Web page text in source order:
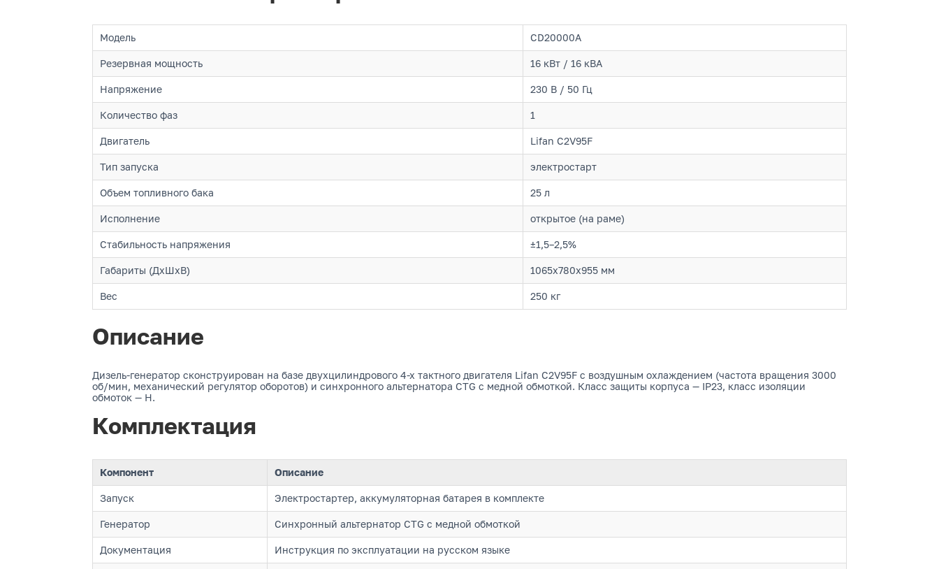
Модель CD20000A
Резервная мощность 16 кВт / 16 кВА
Напряжение 230 В / 50 Гц
Количество фаз 1
Двигатель Lifan C2V95F
Тип запуска электростарт
Объем топливного бака 25 л
Исполнение открытое (на раме)
Стабильность напряжения ±1,5–2,5%
Габариты (ДхШхВ) 1065x780x955 мм
Вес 250 кг
Описание
Дизель-генератор сконструирован на базе двухцилиндрового 4-х тактного двигателя Lifan C2V95F с воздушным охлаждением (частота вращения 3000
об/мин, механический регулятор оборотов) и синхронного альтернатора CTG с медной обмоткой. Класс защиты корпуса — IP23, класс изоляции
обмоток — H.
Комплектация
Компонент Описание
Запуск Электростартер, аккумуляторная батарея в комплекте
Генератор Синхронный альтернатор CTG с медной обмоткой
Документация Инструкция по эксплуатации на русском языке